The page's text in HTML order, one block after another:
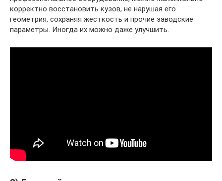
корректно восстановить кузов, не нарушая его
геометрия, сохраняя жесткость и прочие заводские
параметры. Иногда их можно даже улучшить.